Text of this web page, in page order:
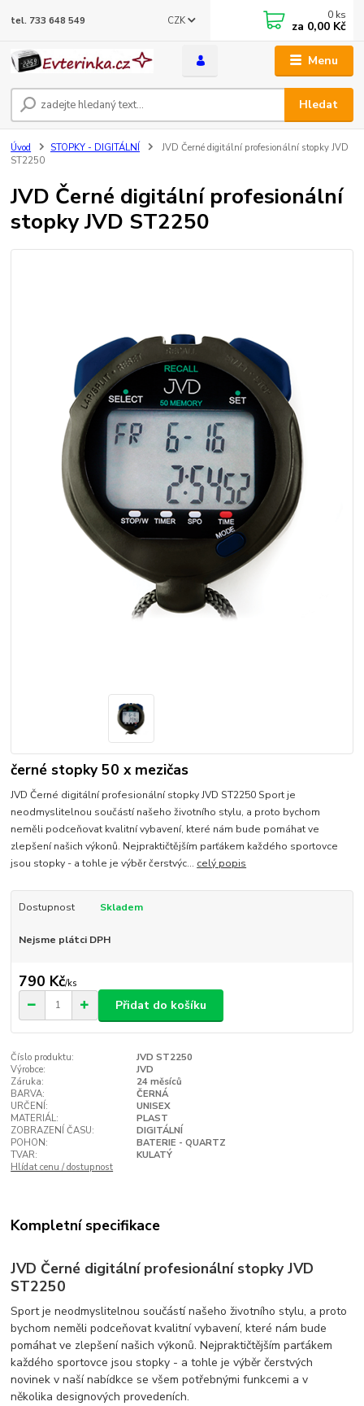
Menu
CZK
Hledat
tel. 733 648 549 0 ks
za 0,00 Kč
Úvod STOPKY - DIGITÁLNÍ
JVD Černé digitální profesionální stopky JVD
ST2250
JVD Černé digitální profesionální
stopky JVD ST2250
černé stopky 50 x mezičas
JVD Černé digitální profesionální stopky JVD ST2250 Sport je
neodmyslitelnou součástí našeho životního stylu, a proto bychom
neměli podceňovat kvalitní vybavení, které nám bude pomáhat ve
zlepšení našich výkonů. Nejpraktičtějším parťákem každého sportovce
jsou stopky - a tohle je výběr čerstvýc... celý popis
Dostupnost Skladem
Nejsme plátci DPH
790 Kč/ks
Přidat do košíku
Číslo produktu:
JVD ST2250
Výrobce:
JVD
Záruka:
24 měsíců
BARVA:
ČERNÁ
URČENÍ:
UNISEX
MATERIÁL:
PLAST
ZOBRAZENÍ ČASU:
DIGITÁLNÍ
POHON:
BATERIE - QUARTZ
TVAR:
KULATÝ
Hlídat cenu / dostupnost
Kompletní specifikace
JVD Černé digitální profesionální stopky JVD
ST2250
Sport je neodmyslitelnou součástí našeho životního stylu, a proto
bychom neměli podceňovat kvalitní vybavení, které nám bude
pomáhat ve zlepšení našich výkonů. Nejpraktičtějším parťákem
každého sportovce jsou stopky - a tohle je výběr čerstvých
novinek v naší nabídkce se všem potřebnými funkcemi a v
několika designových provedeních.